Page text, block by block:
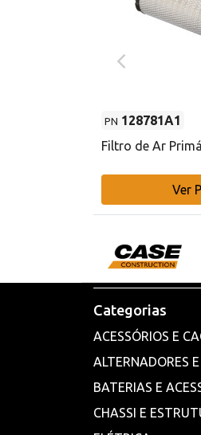
PN 128781A1
Filtro de Ar
Ver
Categorias
ACESSÓRIOS E
ALTERNADORES
BATERIAS E
CHASSI E